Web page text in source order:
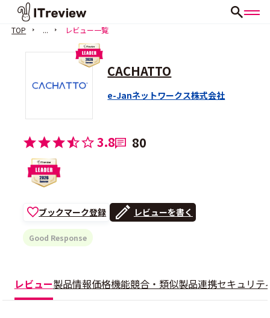
TOP ... レビュー一覧
CACHATTO
e-Janネットワークス株式会社
3.8 80
ブックマーク登録 レビューを書く
Good Response
レビュー製品情報価格機能競合・類似製品連携セキュリテ